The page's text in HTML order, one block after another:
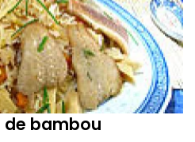
de bambou